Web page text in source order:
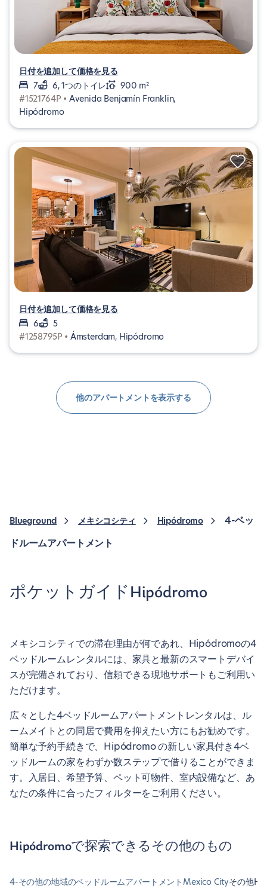
日付を追加して価格を見る
7
6, 1つのトイレ
900 m²
#1521764P • Avenida Benjamín Franklin,
Hipódromo
日付を追加して価格を見る
6
5
#1258795P • Ámsterdam, Hipódromo
他のアパートメントを表示する
Blueground メキシコシティ Hipódromo
4-ベッ
ドルームアパートメント
ポケットガイドHipódromo
メキシコシティでの滞在理由が何であれ、Hipódromoの4
ベッドルームレンタルには、家具と最新のスマートデバイ
スが完備されており、信頼できる現地サポートもご利用い
ただけます。
広々とした4ベッドルームアパートメントレンタルは、ル
ームメイトとの同居で費用を抑えたい方にもお勧めです。
簡単な予約手続きで、Hipódromo の新しい家具付き4ベ
ッドルームの家をわずか数ステップで借りることができま
す。入居日、希望予算、ペット可物件、室内設備など、あ
なたの条件に合ったフィルターをご利用ください。
Hipódromoで探索できるその他のもの
4-その他の地域のベッドルームアパートメントMexico Cityその他